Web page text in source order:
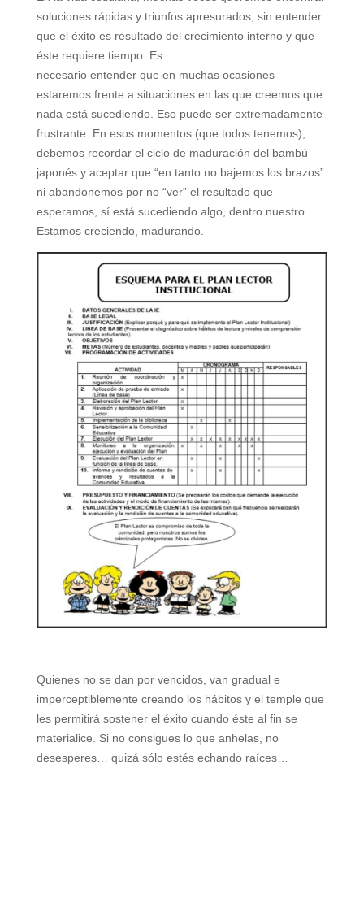
soluciones rápidas y triunfos apresurados, sin entender
que el éxito es resultado del crecimiento interno y que
éste requiere tiempo. Es
necesario entender que en muchas ocasiones
estaremos frente a situaciones en las que creemos que
nada está sucediendo. Eso puede ser extremadamente
frustrante. En esos momentos (que todos tenemos),
debemos recordar el ciclo de maduración del bambú
japonés y aceptar que “en tanto no bajemos los brazos”
ni abandonemos por no “ver” el resultado que
esperamos, sí está sucediendo algo, dentro nuestro…
Estamos creciendo, madurando.
Quienes no se dan por vencidos, van gradual e
imperceptiblemente creando los hábitos y el temple que
les permitirá sostener el éxito cuando éste al fin se
materialice. Si no consigues lo que anhelas, no
desesperes… quizá sólo estés echando raíces…